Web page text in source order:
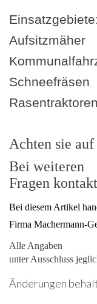
Einsatzgebiete:
Aufsitzmäher
Schneefräsen
Achten sie
Bei weiteren
Fragen
Bei diesem Artikel
Firma Machermann-
Alle Angaben
unter Ausschluss
Änderungen